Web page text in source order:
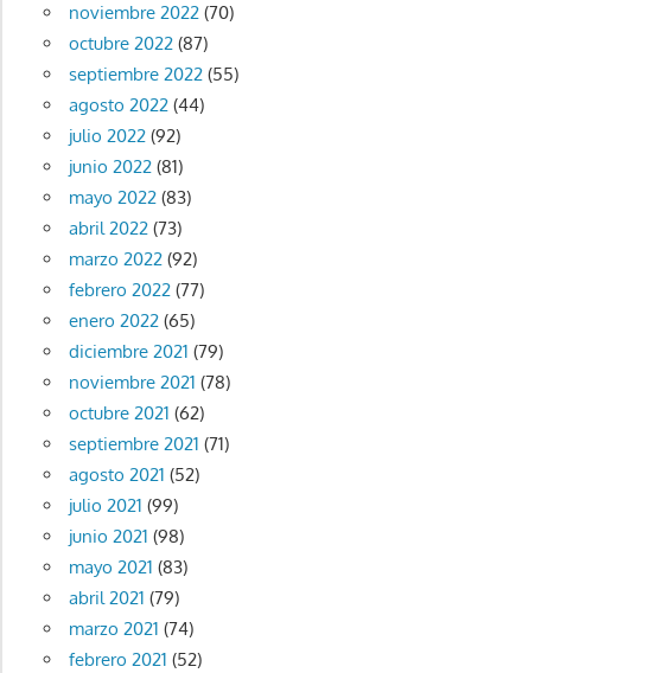
noviembre 2022(70)
octubre 2022(87)
septiembre 2022(55)
agosto 2022(44)
julio 2022(92)
junio 2022(81)
mayo 2022(83)
abril 2022(73)
marzo 2022(92)
febrero 2022(77)
enero 2022(65)
diciembre 2021 (79)
noviembre 2021 (78)
octubre 2021 (62)
septiembre 2021 (71)
agosto 2021 (52)
julio 2021 (99)
junio 2021 (98)
mayo 2021 (83)
abril 2021 (79)
marzo 2021 (74)
febrero 2021 (52)